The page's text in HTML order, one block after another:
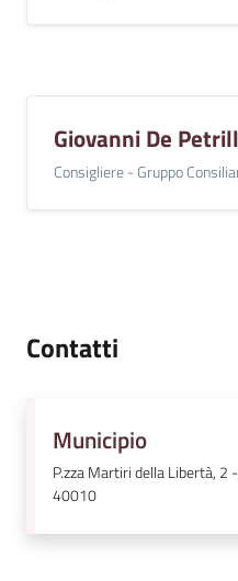
Giovanni De
Consigliere - Gruppo
Contatti
Municipio
P.zza Martiri della Libertà, 2
40010